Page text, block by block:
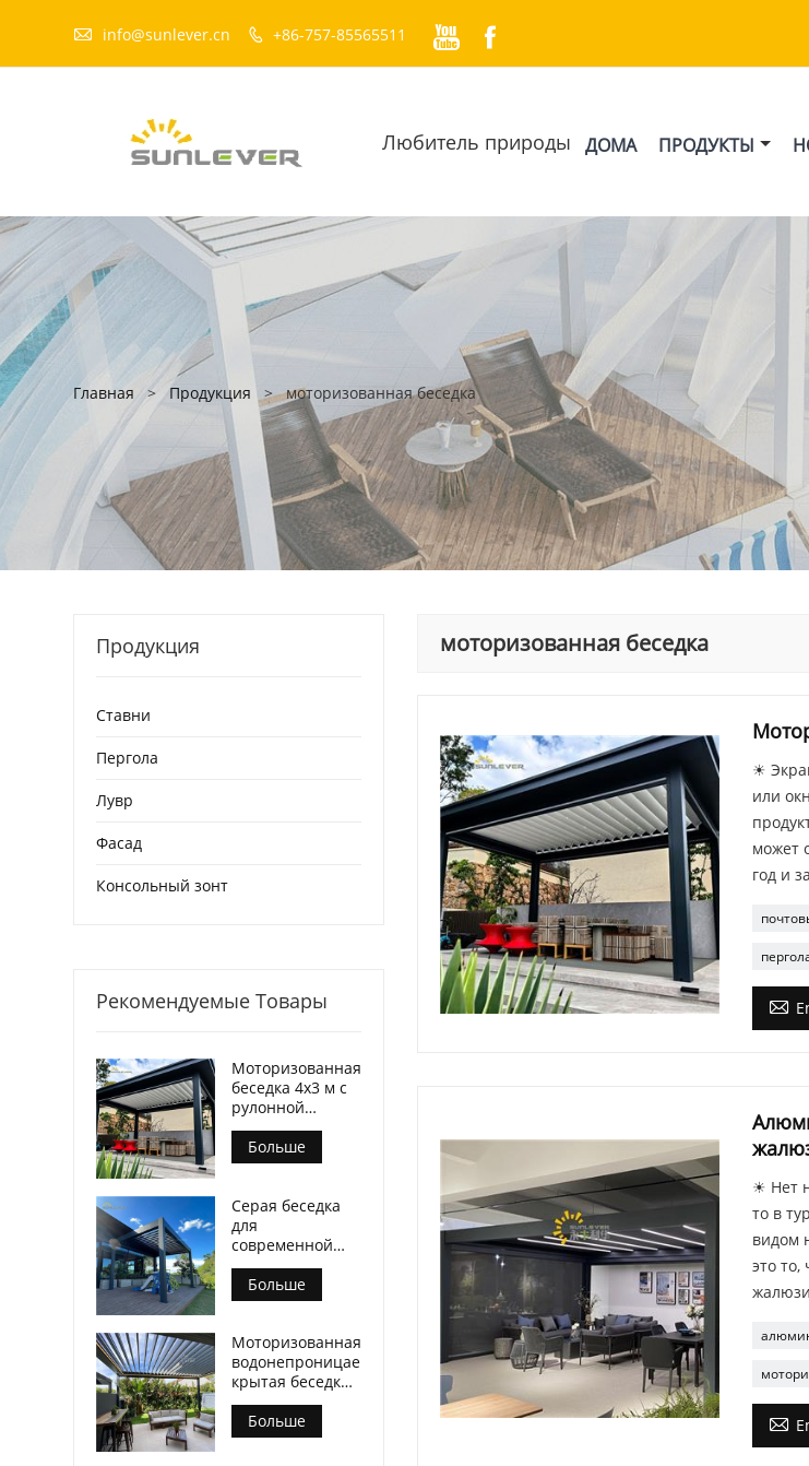
 info@sunlever.cn  +86-757-85565511  
ДОМА ПРОДУКТЫ
Любитель природы
Главная > Продукция > моторизованная беседка
моторизованная беседка
☀
или
может
год и

☀ Нет
то в
видом
это

Продукция
Ставни
Пергола
Лувр
Фасад
Консольный зонт
Рекомендуемые Товары
Моторизованная
беседка 4х3 м с
рулонной
ширмой на
молнии
Больше
Серая беседка
для
современной
мебели для
патио
Больше
Моторизованная
водонепроницаемая
крытая беседка
с жалюзи
Современный
Больше